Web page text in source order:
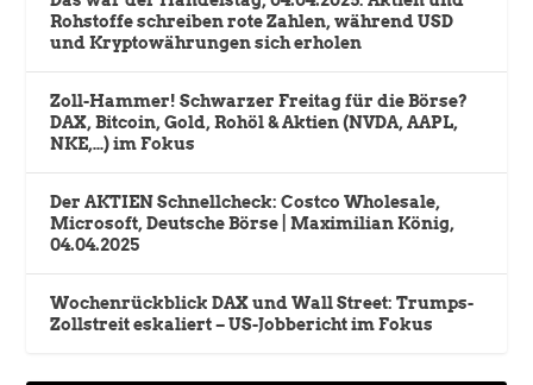
Rohstoffe schreiben rote Zahlen, während USD
und Kryptowährungen sich erholen
Zoll-Hammer! Schwarzer Freitag für die Börse?
DAX, Bitcoin, Gold, Rohöl & Aktien (NVDA, AAPL,
NKE,…) im Fokus
Der AKTIEN Schnellcheck: Costco Wholesale,
Microsoft, Deutsche Börse | Maximilian König,
04.04.2025
Wochenrückblick DAX und Wall Street: Trumps-
Zollstreit eskaliert – US-Jobbericht im Fokus